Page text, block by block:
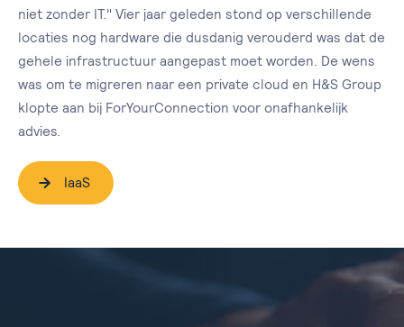
niet zonder IT." Vier jaar geleden stond op verschillende
locaties nog hardware die dusdanig verouderd was dat de
gehele infrastructuur aangepast moet worden. De wens
was om te migreren naar een private cloud en H&S Group
klopte aan bij ForYourConnection voor onafhankelijk
advies.
IaaS